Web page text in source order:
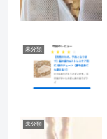
未分類
未分類